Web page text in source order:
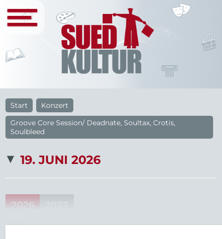
Start
Konzert
Groove Core Session/ Deadnate, Soultax, Crotis,
Soulbleed
19. JUNI 2026
2026